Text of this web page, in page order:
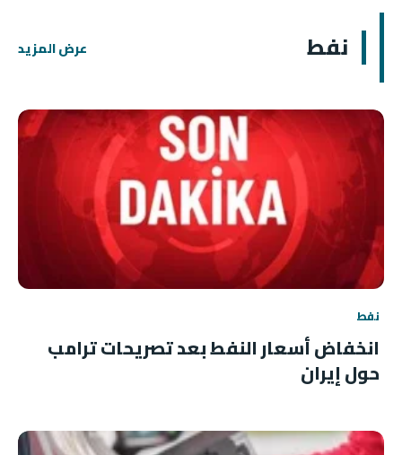
نفط عرض المزيد
نفط
انخفاض أسعار النفط بعد تصريحات ترامب
حول إيران